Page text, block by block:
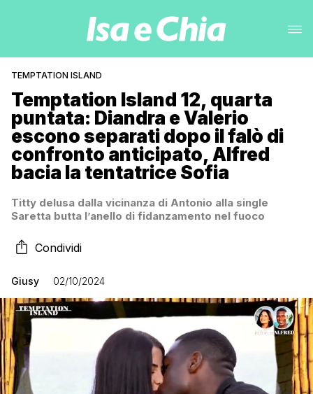
TEMPTATION ISLAND
Temptation Island 12, quarta
puntata: Diandra e Valerio
escono separati dopo il falò di
confronto anticipato, Alfred
bacia la tentatrice Sofia
Titty delusa dalla vicinanza di Antonio alla single
Saretta butta l’anello di fidanzamento nel fuoco
Condividi
Giusy 02/10/2024